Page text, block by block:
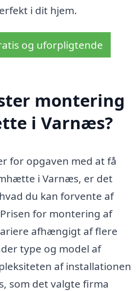
i dit hjem.
og uforpligtende
montering
i Varnæs?
for opgaven med at få
i Varnæs, er det
du kan forvente af
for montering af
afhængigt af flere
type og model af
af installationen
som det valgte firma